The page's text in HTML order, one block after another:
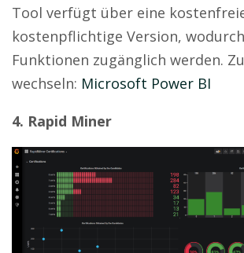
Tool verfügt über eine
kostenpflichtige Version,
Funktionen zugänglich werden.
wechseln: Microsoft Power BI
4. Rapid Miner